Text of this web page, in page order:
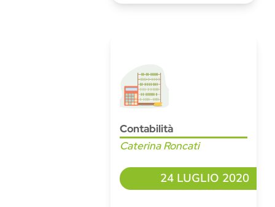
Contabilità
Caterina Roncati
24 LUGLIO 2020